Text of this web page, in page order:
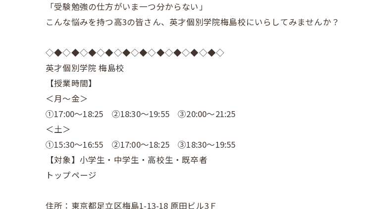
「受験勉強の仕方がいま一つ分からない」
こんな悩みを持つ高3の皆さん、英才個別学院梅島校にいらしてみませんか？
◇◆◇◆◇◆◇◆◇◆◇◆◇◆◇◆◇◆◇◆◇
英才個別学院 梅島校
【授業時間】
＜月～金＞
①17:00～18:25 ②18:30～19:55 ③20:00～21:25
＜土＞
①15:30～16:55 ②17:00～18:25 ③18:30～19:55
【対象】小学生・中学生・高校生・既卒者
トップページ
住所：東京都足立区梅島1-13-18 原田ビル3Ｆ